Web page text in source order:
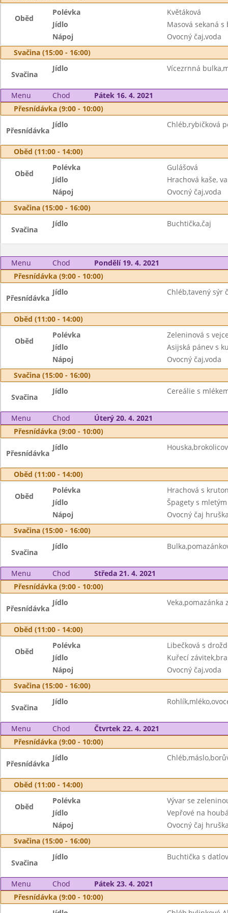
Oběd
Polévka
Květáková
Jídlo
Masová sekaná
Nápoj
Ovocný čaj,voda
Svačina (15:00 - 16:00)
Svačina
Jídlo Vícezrnná
Menu Chod
Pátek 16. 4. 2021
Přesnídávka (9:00 - 10:00)
Přesnídávka
Jídlo Chléb,rybičková
Oběd (11:00 - 14:00)
Oběd
Polévka
Gulášová
Jídlo
Hrachová kaše,
Nápoj
Ovocný čaj,voda
Svačina (15:00 - 16:00)
Svačina
Jídlo Buchtička,čaj
Menu Chod
Pondělí 19. 4. 2021
Přesnídávka (9:00 - 10:00)
Přesnídávka
Jídlo Chléb,tavený sýr
Oběd (11:00 - 14:00)
Oběd
Polévka
Zeleninová s
Jídlo
Asijská pánev s
Nápoj
Ovocný čaj,voda
Svačina (15:00 - 16:00)
Svačina
Jídlo Cereálie s
Menu Chod
Úterý 20. 4. 2021
Přesnídávka (9:00 - 10:00)
Přesnídávka
Jídlo
Oběd (11:00 - 14:00)
Oběd
Polévka
Hrachová s
Jídlo
Špagety s
Nápoj
Ovocný čaj
Svačina (15:00 - 16:00)
Svačina
Jídlo
Menu Chod
Středa 21. 4. 2021
Přesnídávka (9:00 - 10:00)
Přesnídávka
Jídlo Veka,pomazánka
Oběd (11:00 - 14:00)
Oběd
Polévka
Libečková s
Jídlo
Kuřecí
Nápoj
Ovocný čaj,voda
Svačina (15:00 - 16:00)
Svačina
Jídlo
Menu Chod
Čtvrtek 22. 4. 2021
Přesnídávka (9:00 - 10:00)
Přesnídávka
Jídlo
Oběd (11:00 - 14:00)
Oběd
Polévka
Vývar se
Jídlo
Vepřové na
Nápoj
Ovocný čaj
Svačina (15:00 - 16:00)
Svačina
Jídlo Buchtička s
Menu Chod
Pátek 23. 4. 2021
Přesnídávka (9:00 - 10:00)